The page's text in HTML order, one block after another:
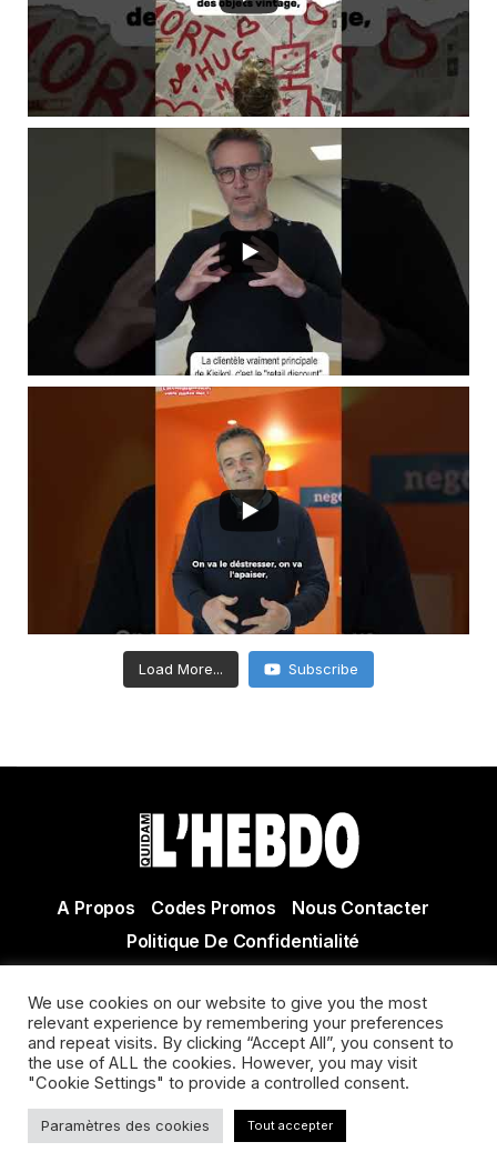
Load More... Subscribe
A Propos Codes Promos
Nous Contacter
Politique De Confidentialité
Actualité Agen - Actualité en lot et Garonne - Actualité
Villeneuve sur Lot
We use cookies on our website to give you the most
relevant experience by remembering your preferences
and repeat visits. By clicking “Accept All”, you consent to
the use of ALL the cookies. However, you may visit
"Cookie Settings" to provide a controlled consent.
Paramètres des cookies Tout accepter